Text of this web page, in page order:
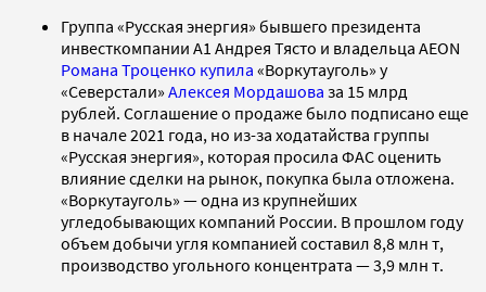
Группа «Русская энергия» бывшего президента
инвесткомпании А1 Андрея Тясто и владельца AEON
Романа Троценко купила «Воркутауголь» у
«Северстали» Алексея Мордашова за 15 млрд
рублей. Соглашение о продаже было подписано еще
в начале 2021 года, но из-за ходатайства группы
«Русская энергия», которая просила ФАС оценить
влияние сделки на рынок, покупка была отложена.
«Воркутауголь» — одна из крупнейших
угледобывающих компаний России. В прошлом году
объем добычи угля компанией составил 8,8 млн т,
производство угольного концентрата — 3,9 млн т.